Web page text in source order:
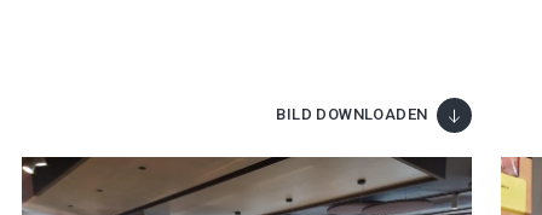
BILD DOWNLOADEN